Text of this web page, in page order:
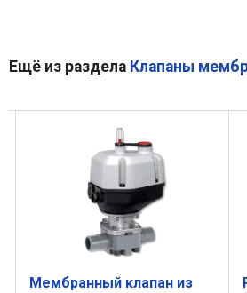
Ещё из раздела Клапаны
Мембранный клапан из